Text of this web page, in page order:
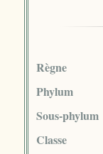
Règne
Phylum
Sous-phylum
Classe